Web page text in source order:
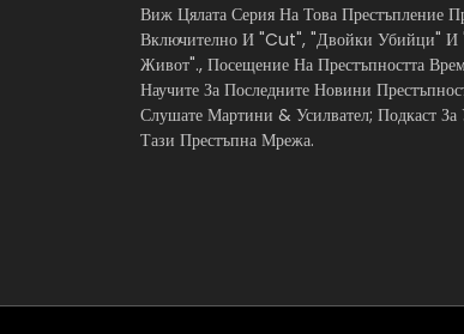
Виж Цялата Серия На Това Престъпление
Включително И "Cut", "Двойки Убийци" И
Живот"., Посещение На Престъпността
Научите За Последните Новини
Слушате Мартини & Усилвател; Подкаст За
Тази Престъпна Мрежа.